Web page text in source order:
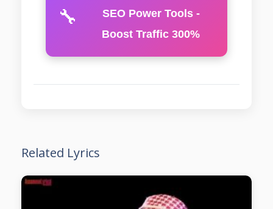
🔧
SEO Power Tools -
Boost Traffic 300%
Related Lyrics